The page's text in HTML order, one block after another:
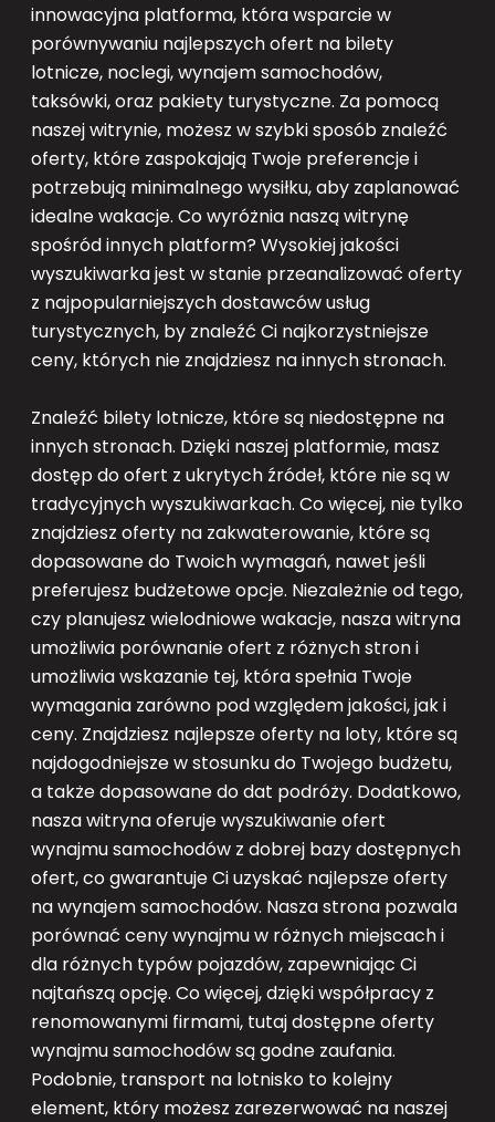
innowacyjna platforma, która wsparcie w
porównywaniu najlepszych ofert na bilety
lotnicze, noclegi, wynajem samochodów,
taksówki, oraz pakiety turystyczne. Za pomocą
naszej witrynie, możesz w szybki sposób znaleźć
oferty, które zaspokajają Twoje preferencje i
potrzebują minimalnego wysiłku, aby zaplanować
idealne wakacje. Co wyróżnia naszą witrynę
spośród innych platform? Wysokiej jakości
wyszukiwarka jest w stanie przeanalizować oferty
z najpopularniejszych dostawców usług
turystycznych, by znaleźć Ci najkorzystniejsze
ceny, których nie znajdziesz na innych stronach.
Znaleźć bilety lotnicze, które są niedostępne na
innych stronach. Dzięki naszej platformie, masz
dostęp do ofert z ukrytych źródeł, które nie są w
tradycyjnych wyszukiwarkach. Co więcej, nie tylko
znajdziesz oferty na zakwaterowanie, które są
dopasowane do Twoich wymagań, nawet jeśli
preferujesz budżetowe opcje. Niezależnie od tego,
czy planujesz wielodniowe wakacje, nasza witryna
umożliwia porównanie ofert z różnych stron i
umożliwia wskazanie tej, która spełnia Twoje
wymagania zarówno pod względem jakości, jak i
ceny. Znajdziesz najlepsze oferty na loty, które są
najdogodniejsze w stosunku do Twojego budżetu,
a także dopasowane do dat podróży. Dodatkowo,
nasza witryna oferuje wyszukiwanie ofert
wynajmu samochodów z dobrej bazy dostępnych
ofert, co gwarantuje Ci uzyskać najlepsze oferty
na wynajem samochodów. Nasza strona pozwala
porównać ceny wynajmu w różnych miejscach i
dla różnych typów pojazdów, zapewniając Ci
najtańszą opcję. Co więcej, dzięki współpracy z
renomowanymi firmami, tutaj dostępne oferty
wynajmu samochodów są godne zaufania.
Podobnie, transport na lotnisko to kolejny
element, który możesz zarezerwować na naszej